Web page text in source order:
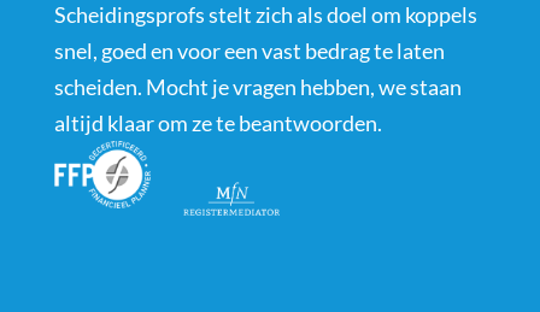
Scheidingsprofs stelt zich als doel om koppels
snel, goed en voor een vast bedrag te laten
scheiden. Mocht je vragen hebben, we staan
altijd klaar om ze te beantwoorden.